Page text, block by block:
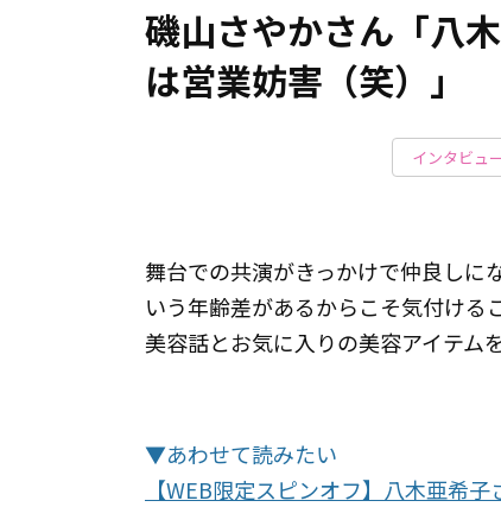
磯山さやかさん「八
は営業妨害（笑）」
インタビュ
舞台での共演がきっかけで仲良しに
いう年齢差があるからこそ気付ける
美容話とお気に入りの美容アイテム
▼あわせて読みたい
【WEB限定スピンオフ】八木亜希